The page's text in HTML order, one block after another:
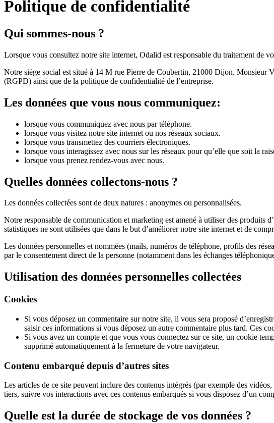
Politique de confidentialité
Qui sommes-nous ?
Lorsque vous consultez notre site internet, Odalid est responsable du traitement de
Notre siège social est situé à 14 M rue Pierre de Coubertin, 21000 Dijon. Monsieur
(RGPD) ainsi que de la politique de confidentialité de l’entreprise.
Les données que vous nous communiquez:
lorsque vous communiquez avec nous par téléphone.
lorsque vous visitez notre site internet ou nos réseaux sociaux.
lorsque vous transmettez des courriers électroniques.
lorsque vous interagissez avec nous sur les réseaux pour qu’elle que soit la
lorsque vous prenez rendez-vous avec nous.
Quelles données collectons-nous ?
Les données collectées sont de deux natures : anonymes ou personnalisées.
Notre responsable de communication et marketing est amené à utiliser des produits
statistiques ne sont utilisées que dans le but d’améliorer notre site internet et de
Les données personnelles et nommées (mails, numéros de téléphone, profils des
par le consentement direct de la personne (notamment dans les échanges
Utilisation des données personnelles collectées
Cookies
Si vous déposez un commentaire sur notre site, il vous sera proposé
saisir ces informations si vous déposez un autre commentaire plus tard. Ces
Si vous avez un compte et que vous vous connectez sur ce site, un cookie
supprimé automatiquement à la fermeture de votre navigateur.
Contenu embarqué depuis d’autres sites
Les articles de ce site peuvent inclure des contenus intégrés (par exemple des
tiers, suivre vos interactions avec ces contenus embarqués si vous disposez d’un
Quelle est la durée de stockage de vos données ?